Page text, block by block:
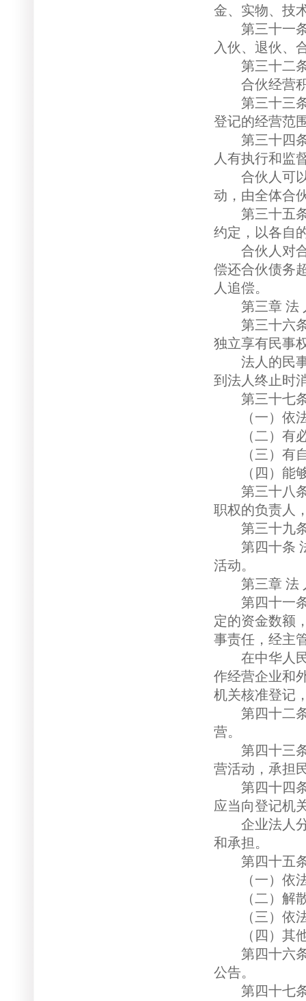
金、实物、技
第三十一条
入伙、退伙、
第三十二条
合伙经营积
第三十三条
登记的经营范
第三十四条
人有执行和监
合伙人可以
动，由全体合
第三十五条
约定，以各自
合伙人对合
偿还合伙债务
人追偿。
第三章 法
第三十六条
独立享有民事
法人的民事
到法人终止时
第三十七条
（一）依法
（二）有必
（三）有自
（四）能够
第三十八条
职权的负责人
第三十九条
第四十条 法
活动。
第三章 法
第四十一条
定的资金数额
事责任，经主
在中华人民
作经营企业和
机关核准登记
第四十二条
营。
第四十三条
营活动，承担
第四十四条
应当向登记机
企业法人分
和承担。
第四十五条
（一）依法
（二）解
（三）依法
（四）其他
第四十六条
公告。
第四十七条